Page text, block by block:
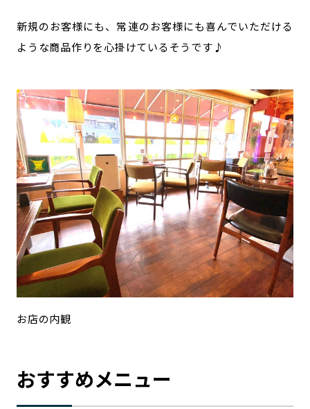
新規のお客様にも、常連のお客様にも喜んでいただける
ような商品作りを心掛けているそうです♪
お店の内観
おすすめメニュー